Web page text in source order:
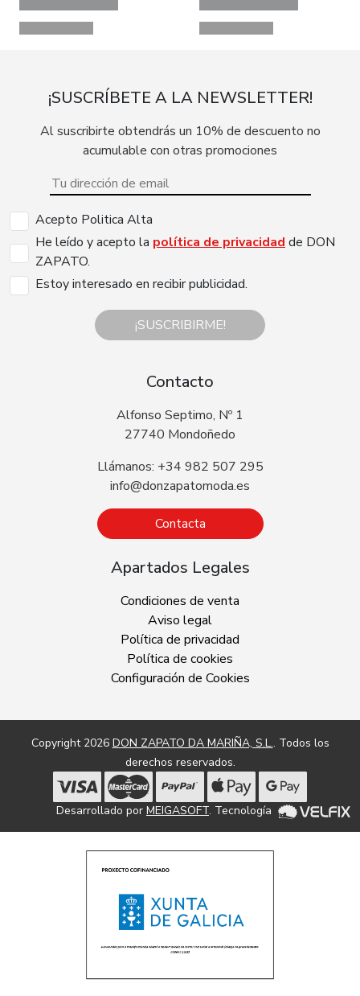
¡SUSCRÍBETE A LA NEWSLETTER!
Al suscribirte obtendrás un 10% de descuento no
acumulable con otras promociones
Acepto Politica Alta
He leído y acepto la política de privacidad de DON
ZAPATO.
Estoy interesado en recibir publicidad.
¡SUSCRIBIRME!
Contacto
Alfonso Septimo, Nº 1
27740 Mondoñedo
Llámanos: +34 982 507 295
info@donzapatomoda.es
Contacta
Apartados Legales
Condiciones de venta
Aviso legal
Política de privacidad
Política de cookies
Configuración de Cookies
Copyright 2026 DON ZAPATO DA MARIÑA, S.L.. Todos los
derechos reservados.
Desarrollado por MEIGASOFT. Tecnología